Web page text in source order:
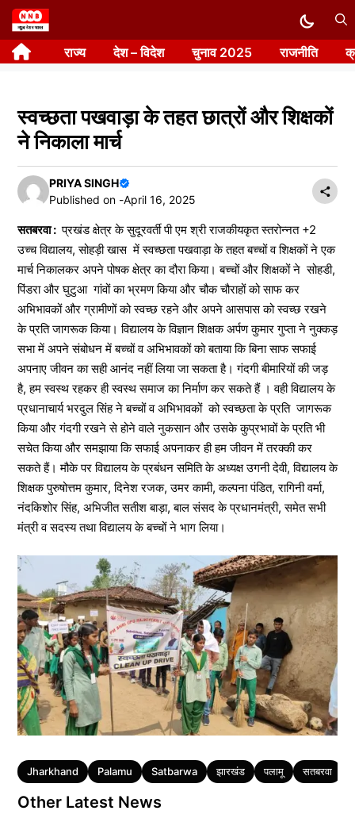
Skip
to
content राज्य देश – विदेश चुनाव 2025 राजनीति
स्वच्छता पखवाड़ा के तहत छात्रों और शिक्षकों
ने निकाला मार्च
PRIYA SINGH
Published on -April 16, 2025
सतबरवा : प्रखंड क्षेत्र के सुदूरवर्ती पी एम श्री राजकीयकृत स्तरोन्नत +2
उच्च विद्यालय, सोहड़ी खास में स्वच्छता पखवाड़ा के तहत बच्चों व शिक्षकों ने एक
मार्च निकालकर अपने पोषक क्षेत्र का दौरा किया। बच्चों और शिक्षकों ने सोहडी,
पिंडरा और घुटुआ गांवों का भ्रमण किया और चौक चौराहों को साफ कर
अभिभावकों और ग्रामीणों को स्वच्छ रहने और अपने आसपास को स्वच्छ रखने
के प्रति जागरूक किया। विद्यालय के विज्ञान शिक्षक अर्पण कुमार गुप्ता ने नुक्कड़
सभा में अपने संबोधन में बच्चों व अभिभावकों को बताया कि बिना साफ सफाई
अपनाए जीवन का सही आनंद नहीं लिया जा सकता है। गंदगी बीमारियों की जड़
है, हम स्वस्थ रहकर ही स्वस्थ समाज का निर्माण कर सकते हैं । वही विद्यालय के
प्रधानाचार्य भरदुल सिंह ने बच्चों व अभिभावकों को स्वच्छता के प्रति जागरूक
किया और गंदगी रखने से होने वाले नुकसान और उसके कुप्रभावों के प्रति भी
सचेत किया और समझाया कि सफाई अपनाकर ही हम जीवन में तरक्की कर
सकते हैं। मौके पर विद्यालय के प्रबंधन समिति के अध्यक्ष उगनी देवी, विद्यालय के
शिक्षक पुरुषोत्तम कुमार, दिनेश रजक, उमर कामी, कल्पना पंडित, रागिनी वर्मा,
नंदकिशोर सिंह, अभिजीत सतीश बाड़ा, बाल संसद के प्रधानमंत्री, समेत सभी
मंत्री व सदस्य तथा विद्यालय के बच्चों ने भाग लिया।
Tags
Jharkhand Palamu Satbarwa झारखंड पलामू सतबरवा
Other Latest News